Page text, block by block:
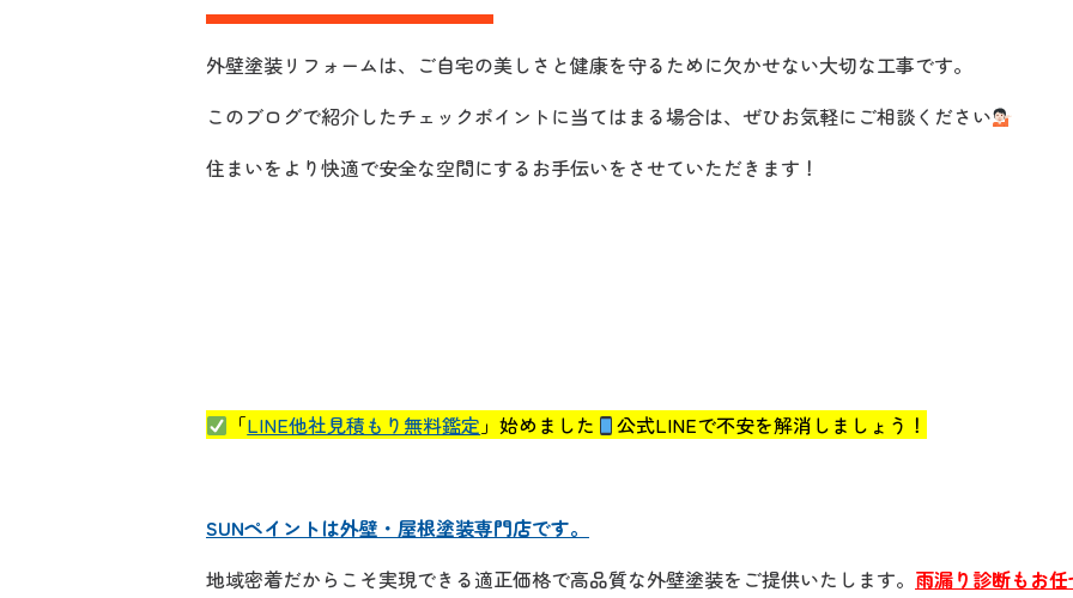
外壁塗装リフォームは、ご自宅の美しさと健康を守るために欠かせない大切な工事です。
このブログで紹介したチェックポイントに当てはまる場合は、ぜひお気軽にご相談ください
住まいをより快適で安全な空間にするお手伝いをさせていただきます！
「LINE他社見積もり無料鑑定 」始めました 公式LINEで不安を解消しましょう！
SUNペイントは外壁・屋根塗装専門店です。
地域密着だからこそ実現できる適正価格で高品質な外壁塗装をご提供いたします。 雨漏り診断もお